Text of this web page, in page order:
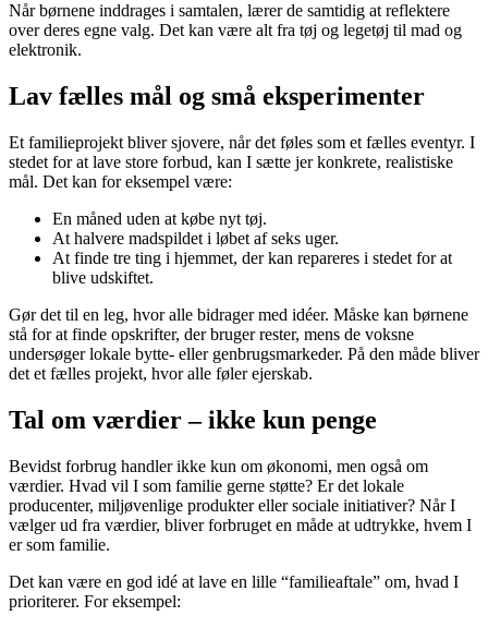
Når børnene inddrages i samtalen, lærer de samtidig at reflektere
over deres egne valg. Det kan være alt fra tøj og legetøj til mad og
elektronik.
Lav fælles mål og små eksperimenter
Et familieprojekt bliver sjovere, når det føles som et fælles eventyr. I
stedet for at lave store forbud, kan I sætte jer konkrete, realistiske
mål. Det kan for eksempel være:
En måned uden at købe nyt tøj.
At halvere madspildet i løbet af seks uger.
At finde tre ting i hjemmet, der kan repareres i stedet for at
blive udskiftet.
Gør det til en leg, hvor alle bidrager med idéer. Måske kan børnene
stå for at finde opskrifter, der bruger rester, mens de voksne
undersøger lokale bytte- eller genbrugsmarkeder. På den måde bliver
det et fælles projekt, hvor alle føler ejerskab.
Tal om værdier – ikke kun penge
Bevidst forbrug handler ikke kun om økonomi, men også om
værdier. Hvad vil I som familie gerne støtte? Er det lokale
producenter, miljøvenlige produkter eller sociale initiativer? Når I
vælger ud fra værdier, bliver forbruget en måde at udtrykke, hvem I
er som familie.
Det kan være en god idé at lave en lille “familieaftale” om, hvad I
prioriterer. For eksempel: